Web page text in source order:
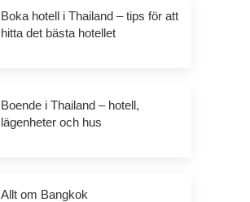
Boka hotell i Thailand – tips för att
hitta det bästa hotellet
Boende i Thailand – hotell,
lägenheter och hus
Allt om Bangkok